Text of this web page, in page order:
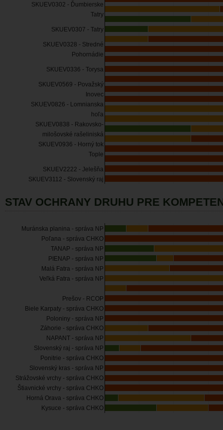
SKUEV0302 - Ďumbierske
Tatry
SKUEV0307 - Tatry
SKUEV0328 - Stredné
Pohornádie
SKUEV0336 - Torysa
SKUEV0569 - Považský
Inovec
SKUEV0826 - Lomnianska
hoľa
SKUEV0838 - Rakovsko-
milošovské rašeliniská
SKUEV0936 - Horný tok
Tople
SKUEV2222 - Jelešňa
SKUEV3112 - Slovenský raj
STAV OCHRANY DRUHU PRE
Muránska planina - správa NP
Poľana - správa CHKO
TANAP - správa NP
PIENAP - správa NP
Malá Fatra - správa NP
Veľká Fatra - správa NP
Prešov - RCOP
Biele Karpaty - správa CHKO
Poloniny - správa NP
Záhorie - správa CHKO
NAPANT - správa NP
Slovenský raj - správa NP
Ponitrie - správa CHKO
Slovenský kras - správa NP
Strážovské vrchy - správa CHKO
Štiavnické vrchy - správa CHKO
Horná Orava - správa CHKO
Kysuce - správa CHKO